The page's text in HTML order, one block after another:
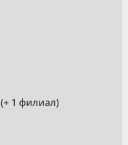
(+ 1 филиал)